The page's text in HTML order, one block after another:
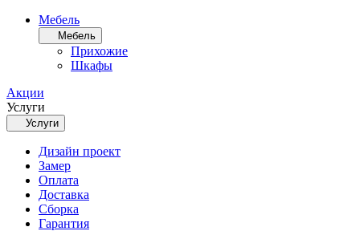
Мебель
Мебель
Прихожие
Шкафы
Акции
Услуги
Услуги
Дизайн проект
Замер
Оплата
Доставка
Сборка
Гарантия